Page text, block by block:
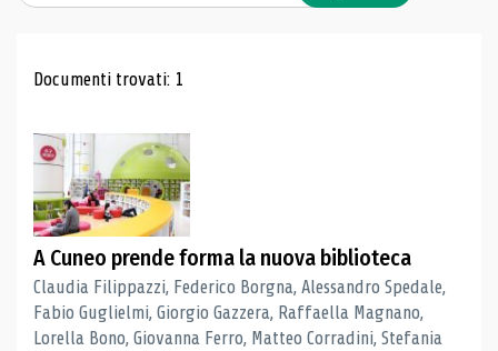
Risultati di ricerca
Documenti trovati: 1
A Cuneo prende forma la nuova biblioteca
Claudia Filippazzi, Federico Borgna, Alessandro Spedale,
Fabio Guglielmi, Giorgio Gazzera, Raffaella Magnano,
Lorella Bono, Giovanna Ferro, Matteo Corradini, Stefania